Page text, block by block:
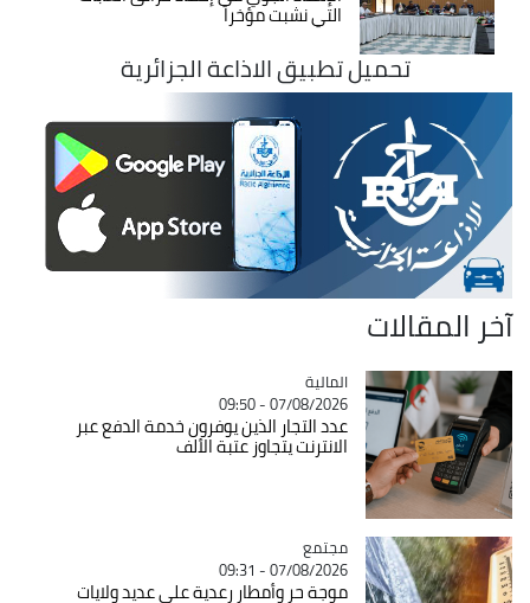
التي نشبت مؤخرا
تحميل تطبيق الاذاعة الجزائرية
آخر المقالات
Catégorie
المالية
07/08/2026 - 09:50
عدد التجار الذين يوفرون خدمة الدفع عبر
الانترنت يتجاوز عتبة الألف
Catégorie
مجتمع
07/08/2026 - 09:31
موجة حر وأمطار رعدية على عديد ولايات